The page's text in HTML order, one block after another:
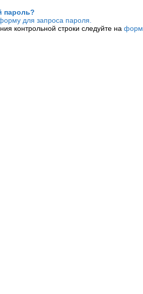
пароль?
для запроса пароля.
контрольной строки следуйте на